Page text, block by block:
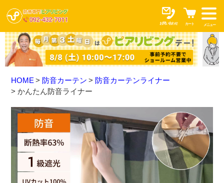
お問い合わせ カート メニュー
HOME 防音カーテン
防音カーテンライナー
かんたん防音ライナー